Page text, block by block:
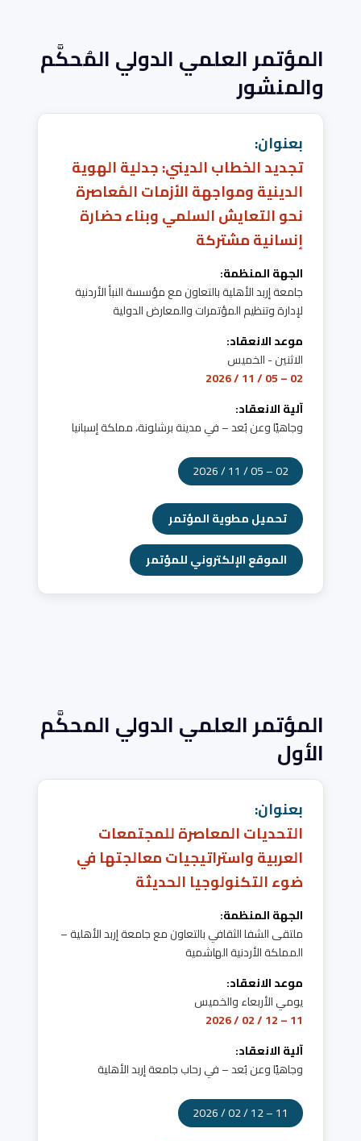
المؤتمر العلمي الدولي المُحكَّم
والمنشور
بعنوان:
تجديد الخطاب الديني: جدلية الهوية
الدينية ومواجهة الأزمات المُعاصرة
نحو التعايش السلمي وبناء حضارة
إنسانية مشتركة
الجهة المنظمة:
جامعة إربد الأهلية بالتعاون مع مؤسسة النبأ الأردنية
لإدارة وتنظيم المؤتمرات والمعارض الدولية
موعد الانعقاد:
الاثنين - الخميس
02 – 05 / 11 / 2026
آلية الانعقاد:
وجاهيًا وعن بُعد – في مدينة برشلونة، مملكة إسبانيا
02 – 05 / 11 / 2026
تحميل مطوية المؤتمر
الموقع الإلكتروني للمؤتمر
المؤتمر العلمي الدولي المحكَّم
الأول
بعنوان:
التحديات المعاصرة للمجتمعات
العربية واستراتيجيات معالجتها في
ضوء التكنولوجيا الحديثة
الجهة المنظمة:
ملتقى الشفا الثقافي بالتعاون مع جامعة إربد الأهلية –
المملكة الأردنية الهاشمية
موعد الانعقاد:
يومي الأربعاء والخميس
11 – 12 / 02 / 2026
آلية الانعقاد:
وجاهيًا وعن بُعد – في رحاب جامعة إربد الأهلية
11 – 12 / 02 / 2026